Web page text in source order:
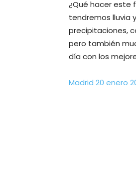
¿Qué hacer este
tendremos lluvia
precipitaciones,
pero también
día con los
Madrid 20 enero